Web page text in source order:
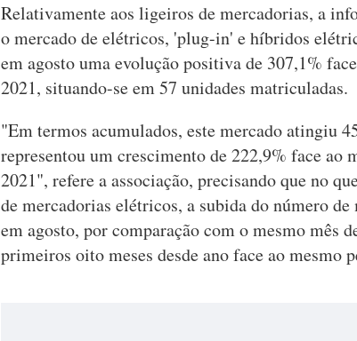
Relativamente aos ligeiros de mercadorias, a
o mercado de elétricos, 'plug-in' e híbridos
em agosto uma evolução positiva de 307,1%
2021, situando-se em 57 unidades matriculadas.
"Em termos acumulados, este mercado atingiu
representou um crescimento de 222,9% face ao
2021", refere a associação, precisando que no
de mercadorias elétricos, a subida do número
em agosto, por comparação com o mesmo mês
primeiros oito meses desde ano face ao mesmo